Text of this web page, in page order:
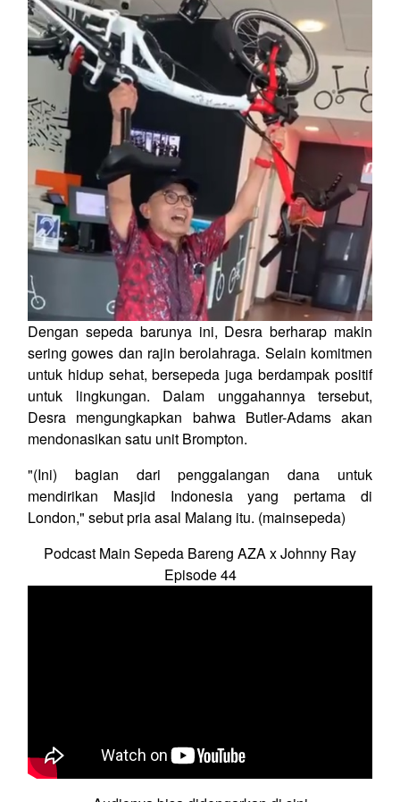
Dengan sepeda barunya ini, Desra berharap makin
sering gowes dan rajin berolahraga. Selain komitmen
untuk hidup sehat, bersepeda juga berdampak positif
untuk lingkungan. Dalam unggahannya tersebut,
Desra mengungkapkan bahwa Butler-Adams akan
mendonasikan satu unit Brompton.
"(Ini) bagian dari penggalangan dana untuk
mendirikan Masjid Indonesia yang pertama di
London," sebut pria asal Malang itu. (mainsepeda)
Podcast Main Sepeda Bareng AZA x Johnny Ray
Episode 44